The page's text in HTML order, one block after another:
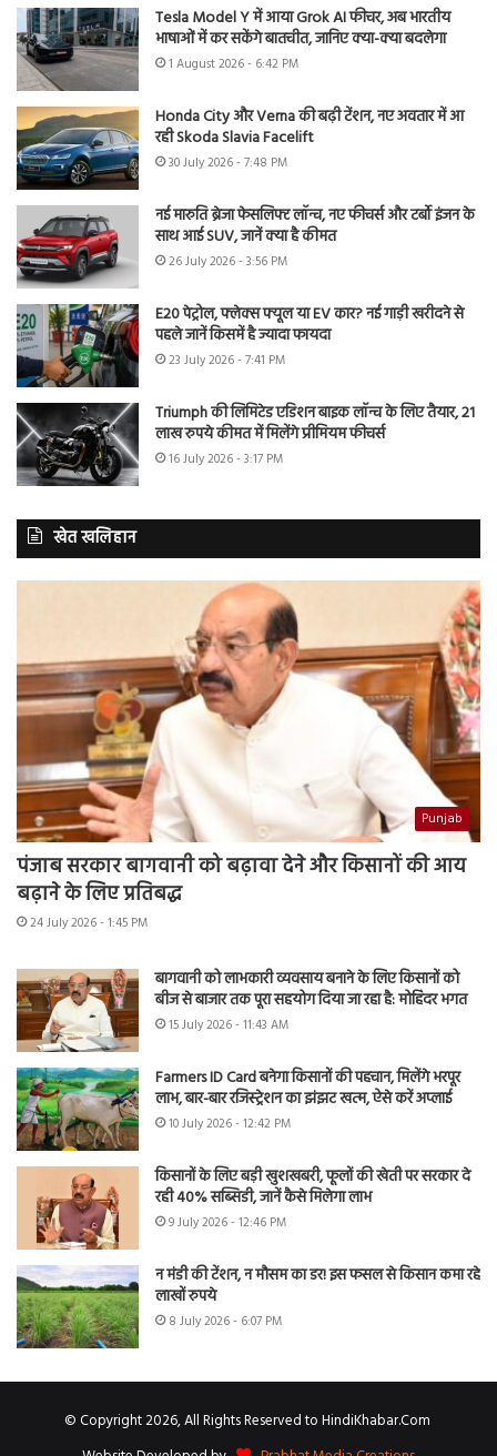
Tesla Model Y में आया Grok AI फीचर, अब भारतीय
भाषाओं में कर सकेंगे बातचीत, जानिए क्या-क्या बदलेगा
1 August 2026 - 6:42 PM
Honda City और Verna की बढ़ी टेंशन, नए अवतार में आ
रही Skoda Slavia Facelift
30 July 2026 - 7:48 PM
नई मारुति ब्रेजा फेसलिफ्ट लॉन्च, नए फीचर्स और टर्बो इंजन के
साथ आई SUV, जानें क्या है कीमत
26 July 2026 - 3:56 PM
E20 पेट्रोल, फ्लेक्स फ्यूल या EV कार? नई गाड़ी खरीदने से
पहले जानें किसमें है ज्यादा फायदा
23 July 2026 - 7:41 PM
Triumph की लिमिटेड एडिशन बाइक लॉन्च के लिए तैयार, 21
लाख रुपये कीमत में मिलेंगे प्रीमियम फीचर्स
16 July 2026 - 3:17 PM
खेत खलिहान
Punjab
पंजाब सरकार बागवानी को बढ़ावा देने और किसानों की आय
बढ़ाने के लिए प्रतिबद्ध
24 July 2026 - 1:45 PM
बागवानी को लाभकारी व्यवसाय बनाने के लिए किसानों को
बीज से बाजार तक पूरा सहयोग दिया जा रहा है: मोहिंदर भगत
15 July 2026 - 11:43 AM
Farmers ID Card बनेगा किसानों की पहचान, मिलेंगे भरपूर
लाभ, बार-बार रजिस्ट्रेशन का झंझट खत्म, ऐसे करें अप्लाई
10 July 2026 - 12:42 PM
किसानों के लिए बड़ी खुशखबरी, फूलों की खेती पर सरकार दे
रही 40% सब्सिडी, जानें कैसे मिलेगा लाभ
9 July 2026 - 12:46 PM
न मंडी की टेंशन, न मौसम का डर! इस फसल से किसान कमा रहे
लाखों रुपये
8 July 2026 - 6:07 PM
© Copyright 2026, All Rights Reserved to HindiKhabar.Com